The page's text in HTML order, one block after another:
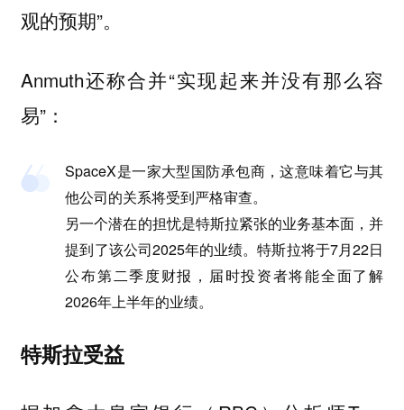
观的预期”。
Anmuth还称合并“实现起来并没有那么容
易”：
SpaceX是一家大型国防承包商，这意味着它与其
他公司的关系将受到严格审查。
另一个潜在的担忧是特斯拉紧张的业务基本面，并
提到了该公司2025年的业绩。特斯拉将于7月22日
公布第二季度财报，届时投资者将能全面了解
2026年上半年的业绩。
特斯拉受益